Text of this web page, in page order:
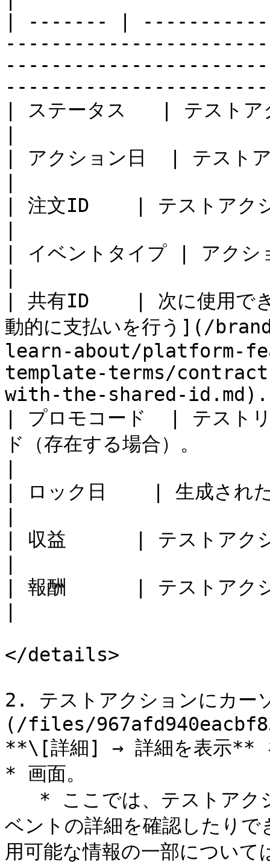
| ------- |
| ステータス   | テストア
| アクション日  | テストア
| 注文ID    | テストアクシ
| イベントタイプ | アクシ
| 共有ID    | 次に使用でき
動的に支払いを行う](/
learn-about/platform-
template-terms/
with-the-shared-
| プロモコード  | テストリ
ド（存在する場合）。
| ロック日    | 生成された
| 収益      | テストアクシ
| 報酬      | テストアクシ
</details>
2. テストアクションにカ
(/files/
**\[詳細] → 詳細を表示**
* 画面。
ベントの詳細を確認したり
用可能な情報の一部につい